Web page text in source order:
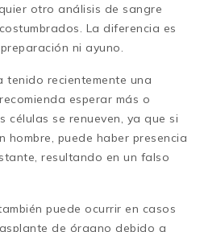
otro análisis de sangre
La diferencia es
ni ayuno.
tenido recientemente una
esperar más o
células se renueven, ya que si
hombre, puede haber presencia
resultando en un falso
puede ocurrir en casos
de órgano debido a